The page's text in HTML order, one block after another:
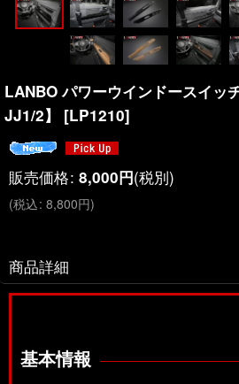
LANBO パワーウインドースイッ
JJ1/2】
[LP1210]
販売価格: 8,000円(税別)
(税込: 8,800円)
商品詳細
基本情報